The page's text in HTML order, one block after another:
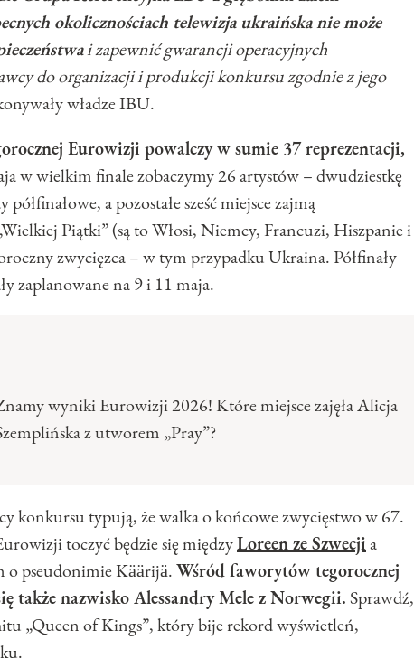
okolicznościach telewizja ukraińska nie może
i zapewnić gwarancji operacyjnych
do organizacji i produkcji konkursu zgodnie z jego
władze IBU.
Eurowizji powalczy w sumie 37 reprezentacji,
w wielkim finale zobaczymy 26 artystów – dwudziestkę
a pozostałe sześć miejsce zajmą
Piątki” (są to Włosi, Niemcy, Francuzi, Hiszpanie i
zwycięzca – w tym przypadku Ukraina. Półfinały
zaplanowane na 9 i 11 maja.
wyniki Eurowizji 2026! Które miejsce zajęła Alicja
z utworem „Pray”?
konkursu typują, że walka o końcowe zwycięstwo w 67.
toczyć będzie się międzyLoreen ze Szwecjia
o pseudonimie Käärijä.Wśród faworytów tegorocznej
także nazwisko Alessandry Mele z Norwegii.Sprawdź,
„Queen of Kings”, który bije rekord wyświetleń,